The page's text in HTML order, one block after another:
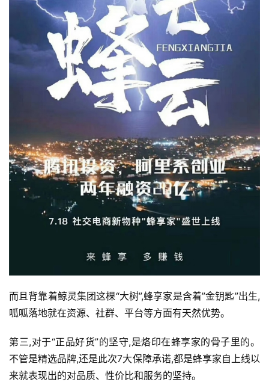
而且背靠着鲸灵集团这棵“大树”,蜂享家是含着”金钥匙”出生,
呱呱落地就在资源、社群、平台等方面有天然优势。
第三,对于“正品好货”的坚守,是烙印在蜂享家的骨子里的。
不管是精选品牌,还是此次7大保障承诺,都是蜂享家自上线以
来就表现出的对品质、性价比和服务的坚持。